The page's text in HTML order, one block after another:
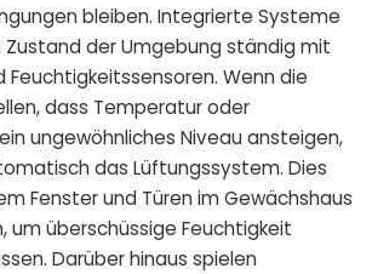
bleiben. Integrierte Systeme
der Umgebung ständig mit
Wenn die
dass Temperatur oder
ungewöhnliches Niveau ansteigen,
das Lüftungssystem. Dies
Fenster und Türen im Gewächshaus
überschüssige Feuchtigkeit
Darüber hinaus spielen